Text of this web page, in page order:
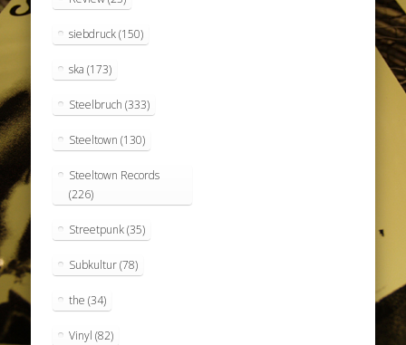
siebdruck(150)
ska (173)
Steelbruch (333)
Steeltown (130)
Steeltown Records
(226)
Streetpunk(35)
Subkultur(78)
the (34)
Vinyl (82)